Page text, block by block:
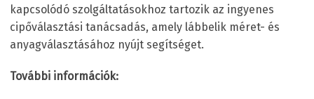
kapcsolódó szolgáltatásokhoz tartozik az ingyenes
cipőválasztási tanácsadás, amely lábbelik méret- és
anyagválasztásához nyújt segítséget.
További információk: